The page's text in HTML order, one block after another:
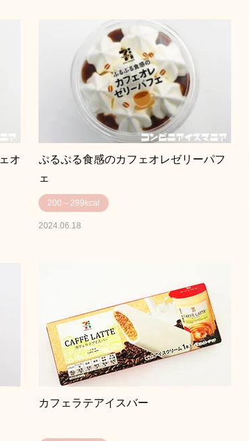
オ
ぷるぷる食感のカフェオレゼリーパフ
ェ
200～299kcal
2024.06.18
カフェラテアイスバー